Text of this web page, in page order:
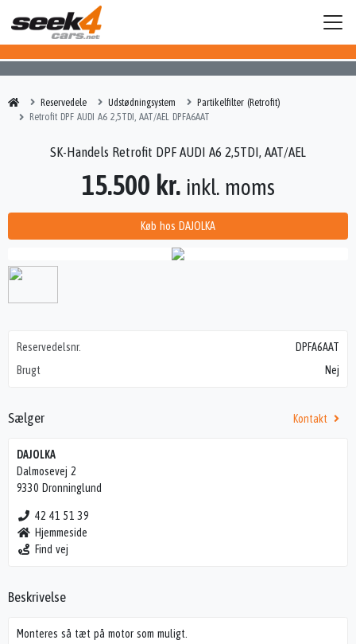
Reservedele Udstødningsystem
Partikelfilter (Retrofit)
Retrofit DPF AUDI A6 2,5TDI, AAT/AEL DPFA6AAT
15.500 kr. inkl. moms
Køb hos DAJOLKA
Reservedelsnr.
DPFA6AAT
Brugt
Nej
Sælger Kontakt
DAJOLKA
Dalmosevej 2
9330 Dronninglund
42 41 51 39
Hjemmeside
Find vej
SK-Handels Retrofit DPF AUDI A6 2,5TDI, AAT/AEL
Beskrivelse
Monteres så tæt på motor som muligt.